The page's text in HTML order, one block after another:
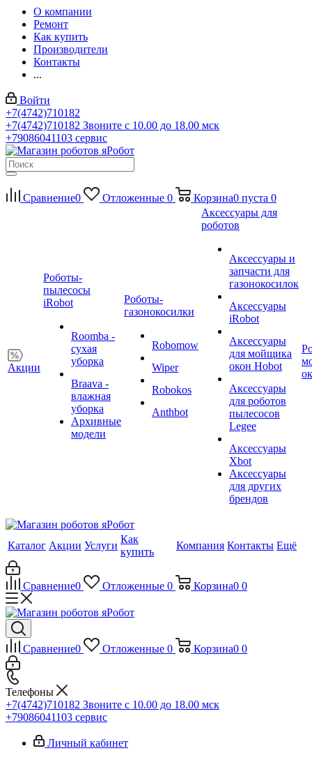
О компании
Ремонт
Как купить
Производители
Контакты
...
Войти
+7(4742)710182
+7(4742)710182 Звоните с 10.00 до 18.00 мск
+79086041103 сервис
Сравнение0 Отложенные 0 Корзина0 пуста 0
Акции
Роботы-
пылесосы
iRobot
Roomba -
сухая
уборка
Braava -
влажная
уборка
Архивные
модели
Роботы-
газонокосилки
Robomow
Wiper
Robokos
Anthbot
Аксессуары для
роботов
Аксессуары и
запчасти для
газонокосилок
Аксессуары
iRobot
Аксессуары
для мойщика
окон Hobot
Аксессуары
для роботов
пылесосов
Legee
Аксессуары
Xbot
Аксессуары
для других
брендов
Каталог Акции Услуги
Как
купить
Компания Контакты Ещё
Сравнение0 Отложенные 0 Корзина0 0
Сравнение0 Отложенные 0 Корзина0 0
Телефоны
+7(4742)710182 Звоните с 10.00 до 18.00 мск
+79086041103 сервис
Личный кабинет